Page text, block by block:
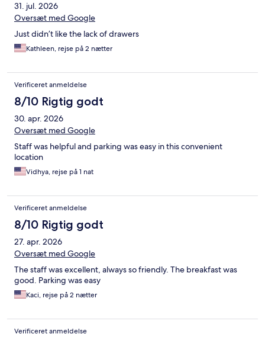
31. jul. 2026
Oversæt med Google
Just didn’t like the lack of drawers
Kathleen, rejse på 2 nætter
Verificeret anmeldelse
8/10 Rigtig godt
30. apr. 2026
Oversæt med Google
Staff was helpful and parking was easy in this convenient
location
Vidhya, rejse på 1 nat
Verificeret anmeldelse
8/10 Rigtig godt
27. apr. 2026
Oversæt med Google
The staff was excellent, always so friendly. The breakfast was
good. Parking was easy
Kaci, rejse på 2 nætter
Verificeret anmeldelse